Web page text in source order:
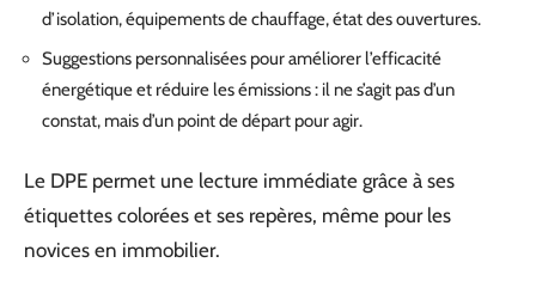
d’isolation, équipements de chauffage, état des ouvertures.
Suggestions personnalisées pour améliorer l’efficacité
énergétique et réduire les émissions : il ne s’agit pas d’un
constat, mais d’un point de départ pour agir.
Le DPE permet une lecture immédiate grâce à ses
étiquettes colorées et ses repères, même pour les
novices en immobilier.